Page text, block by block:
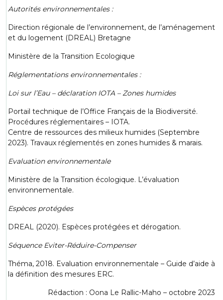
Autorités environnementales :
Direction régionale de l’environnement, de l’aménagement
et du logement (DREAL) Bretagne
Ministère de la Transition Ecologique
Réglementations environnementales :
Loi sur l’Eau – déclaration IOTA – Zones humides
Portail technique de l’Office Français de la Biodiversité.
Procédures réglementaires – IOTA.
Centre de ressources des milieux humides (Septembre
2023). Travaux réglementés en zones humides & marais.
Evaluation environnementale
Ministère de la Transition écologique. L’évaluation
environnementale.
Espèces protégées
DREAL (2020). Espèces protégées et dérogation.
Séquence Eviter-Réduire-Compenser
Théma, 2018. Evaluation environnementale – Guide d’aide à
la définition des mesures ERC.
Rédaction : Oona Le Rallic-Maho – octobre 2023